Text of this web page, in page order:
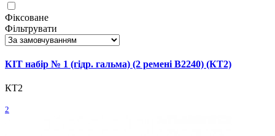
Фіксоване
Фільтрувати
КІТ набір № 1 (гідр. гальма) (2 ремені В2240) (КТ2)
КТ2
2